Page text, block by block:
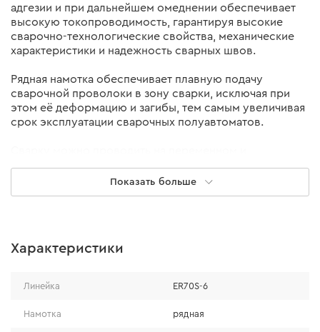
адгезии и при дальнейшем омеднении обеспечивает
высокую токопроводимость, гарантируя высокие
сварочно-технологические свойства, механические
характеристики и надежность сварных швов.
Рядная намотка обеспечивает плавную подачу
сварочной проволоки в зону сварки, исключая при
этом её деформацию и загибы, тем самым увеличивая
срок эксплуатации сварочных полуавтоматов.
Свойства DNIPRO-M ER70S-6:
оборудованию;
широких диапазонах режимов сварки;
- отсутствие наплывов и пористости в сварочном
Показать больше
Характеристики
Линейка ЕR70S-6
Намотка рядная